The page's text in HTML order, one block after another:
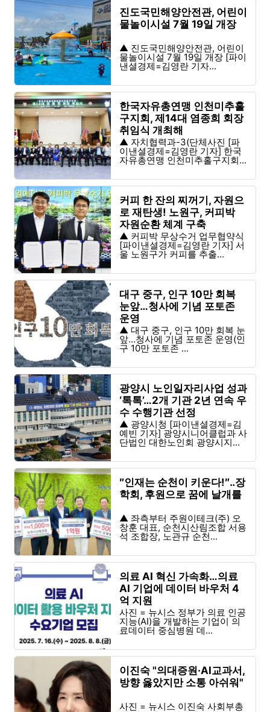
진도국민해양안전관, 어린이
물놀이시설 7월 19일 개장
▲ 진도국민해양안전관, 어린이
물놀이시설 7월 19일 개장 [파이
낸셜경제=김영란 기자...
한국자유총연맹 인천미추홀
구지회, 제14대 염종희 회장
취임식 개최해
▲ 자치협력과-3(단체사진 [파
이낸셜경제=김영란 기자] 한국
자유총연맹 인천미추홀구지회...
커피 한 잔의 찌꺼기, 자원으
로 재탄생! 노원구, 커피박
자원순환 체계 구축
▲ 커피박 무상수거 업무협약식
[파이낸셜경제=김영란 기자] 서
울 노원구가 커피를 추출...
대구 중구, 인구 10만 회복
눈앞…청사에 기념 포토존
운영
▲ 대구 중구, 인구 10만 회복 눈
앞…청사에 기념 포토존 운영(인
구 10만 포토존 ...
광양시 노인일자리사업 성과
‘톡톡’…2개 기관 2년 연속 우
수 수행기관 선정
▲ 광양시청 [파이낸셜경제=김
예빈 기자] 광양시니어클럽과 사
단법인 대한노인회 광양시지...
″인재는 순천이 키운다!″‥장
학회, 후원으로 꿈에 날개를
▲ 좌측부터 주원이테크(주) 오
창훈 대표, 순천시산림조합 서용
석 조합장, 노관규 순천...
의료 AI 혁신 가속화…의료
AI 기업에 데이터 바우처 4
억 지원
사진 = 뉴시스 정부가 의료 인공
지능(AI)을 개발하는 기업이 의
료데이터 중심병원 데...
이진숙 "의대증원·AI교과서,
방향 옳았지만 소통 아쉬워"
사진 = 뉴시스 이진숙 사회부총